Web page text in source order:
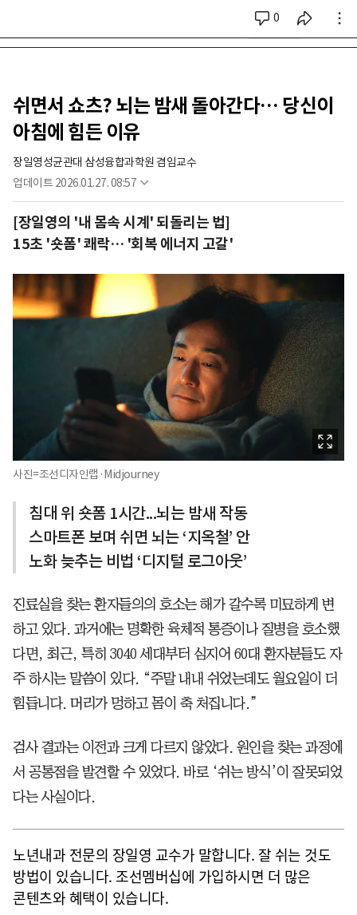
0
시리즈 전체
쉬면서 쇼츠? 뇌는 밤새 돌아간다… 당신이
아침에 힘든 이유
장일영성균관대 삼성융합과학원 겸임교수
업데이트 2026.01.27. 08:57
[장일영의 '내 몸속 시계' 되돌리는 법]
15초 '숏폼' 쾌락… '회복 에너지 고갈'
사진=조선디자인랩·Midjourney
침대 위 숏폼 1시간...뇌는 밤새 작동
스마트폰 보며 쉬면 뇌는 ‘지옥철’ 안
노화 늦추는 비법 ‘디지털 로그아웃’
진료실을 찾는 환자들의의 호소는 해가 갈수록 미묘하게 변
하고 있다. 과거에는 명확한 육체적 통증이나 질병을 호소했
다면, 최근, 특히 3040 세대부터 심지어 60대 환자분들도 자
주 하시는 말씀이 있다. “주말 내내 쉬었는데도 월요일이 더
힘듭니다. 머리가 멍하고 몸이 축 처집니다.”
검사 결과는 이전과 크게 다르지 않았다. 원인을 찾는 과정에
서 공통점을 발견할 수 있었다. 바로 ‘쉬는 방식’이 잘못되었
다는 사실이다.
노년내과 전문의 장일영 교수가 말합니다. 잘 쉬는 것도
방법이 있습니다. 조선멤버십에 가입하시면 더 많은
콘텐츠와 혜택이 있습니다.